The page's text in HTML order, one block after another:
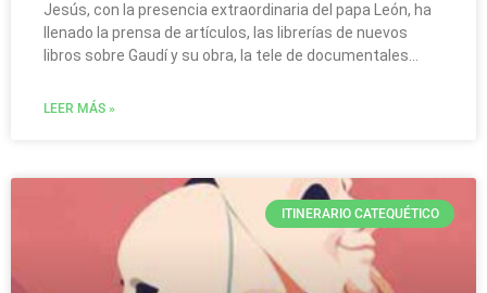
Jesús, con la presencia extraordinaria del papa León, ha
llenado la prensa de artículos, las librerías de nuevos
libros sobre Gaudí y su obra, la tele de documentales…
LEER MÁS »
ITINERARIO CATEQUÉTICO